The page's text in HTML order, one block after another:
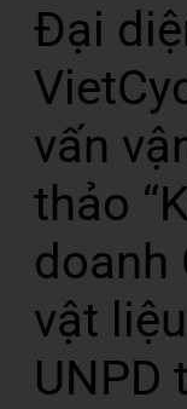
Đại
vấn
thảo
doanh
vật
UNPD